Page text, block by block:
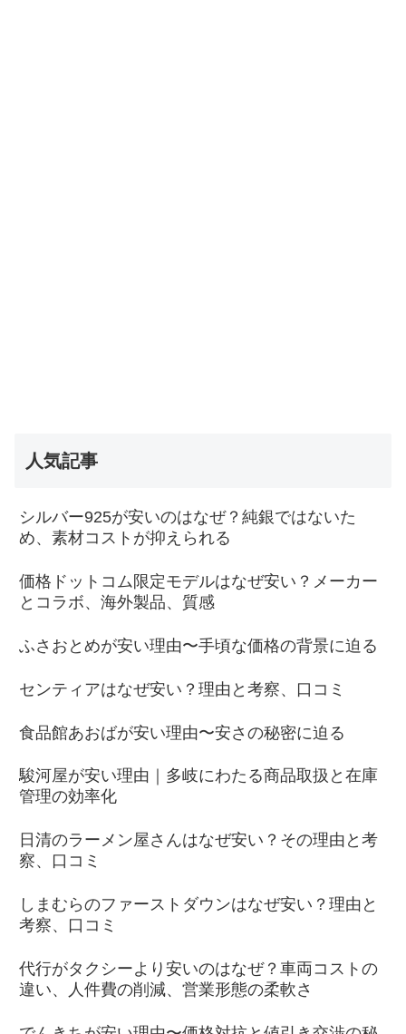
人気記事
シルバー925が安いのはなぜ？純銀ではないた
め、素材コストが抑えられる
価格ドットコム限定モデルはなぜ安い？メーカー
とコラボ、海外製品、質感
ふさおとめが安い理由〜手頃な価格の背景に迫る
センティアはなぜ安い？理由と考察、口コミ
食品館あおばが安い理由〜安さの秘密に迫る
駿河屋が安い理由｜多岐にわたる商品取扱と在庫
管理の効率化
日清のラーメン屋さんはなぜ安い？その理由と考
察、口コミ
しまむらのファーストダウンはなぜ安い？理由と
考察、口コミ
代行がタクシーより安いのはなぜ？車両コストの
違い、人件費の削減、営業形態の柔軟さ